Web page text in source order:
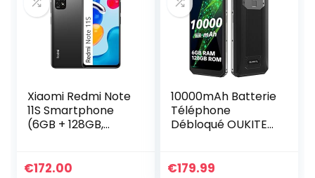
Xiaomi Redmi Note
11S Smartphone
(6GB + 128GB,
€172.00
10000mAh Batterie
Téléphone
Débloqué OUKITEL
Caméra
€179.99